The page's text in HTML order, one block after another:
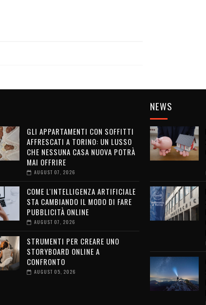
GLI APPARTAMENTI CON SOFFITTI
AFFRESCATI A TORINO: UN LUSSO
CHE NESSUNA CASA NUOVA POTRÀ
MAI OFFRIRE
AUGUST 07, 2026
COME L'INTELLIGENZA ARTIFICIALE
STA CAMBIANDO IL MODO DI FARE
PUBBLICITÀ ONLINE
AUGUST 07, 2026
STRUMENTI PER CREARE UNO
STORYBOARD ONLINE A
CONFRONTO
AUGUST 05, 2026
NEWS